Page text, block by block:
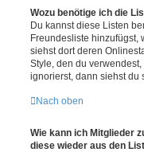
Wozu benötige ich die
Du kannst diese Listen
Freundesliste hinzufügst,
siehst dort deren
Style, den du
ignorierst, dann siehst du
Nach oben
Wie kann ich Mitglieder
diese wieder aus den